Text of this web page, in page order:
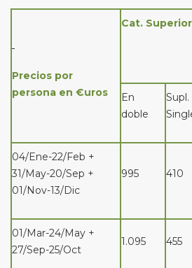
Precios por
persona en €uros
Cat. Superior
En
doble
Supl.
04/Ene-22/Feb +
31/May-20/Sep +
01/Nov-13/Dic
995 410
01/Mar-24/May +
27/Sep-25/Oct
1.095 455